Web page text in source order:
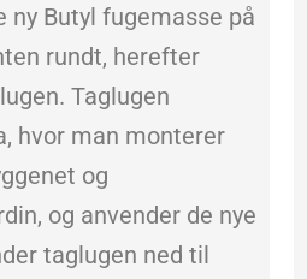
ny Butyl fugemasse på
rundt, herefter
Taglugen
hvor man monterer
og
og anvender de nye
taglugen ned til